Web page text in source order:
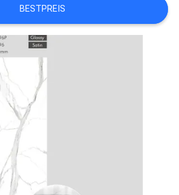
BESTPREIS